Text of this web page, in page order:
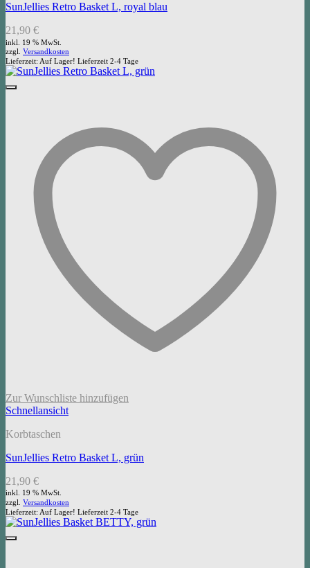
SunJellies Retro Basket L, royal blau
21,90 €
inkl. 19 % MwSt.
zzgl. Versandkosten
Lieferzeit: Auf Lager! Lieferzeit 2-4 Tage
Zur Wunschliste hinzufügen
Schnellansicht
Korbtaschen
SunJellies Retro Basket L, grün
21,90 €
inkl. 19 % MwSt.
zzgl. Versandkosten
Lieferzeit: Auf Lager! Lieferzeit 2-4 Tage